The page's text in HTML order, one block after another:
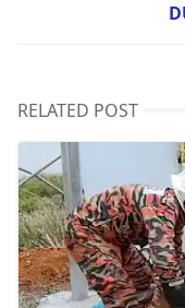
RELATED POST